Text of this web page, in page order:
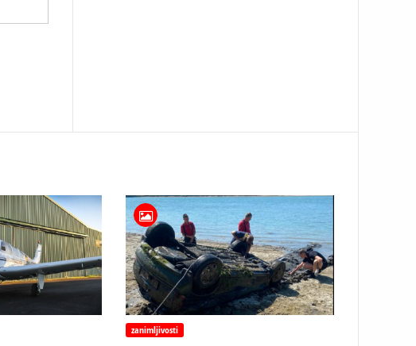
zanimljivosti